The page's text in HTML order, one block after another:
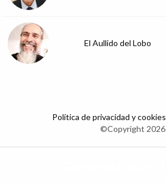
El Aullido del Lobo
Política de privacidad y cookies
©Copyright 2026